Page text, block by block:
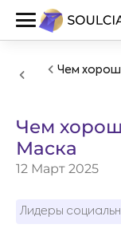
Чем
Чем
Маска
12 Март 2025
Лидеры